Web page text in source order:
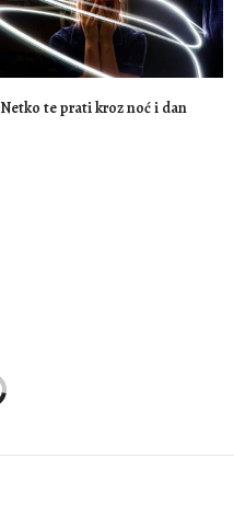
Netko te prati kroz noć i dan